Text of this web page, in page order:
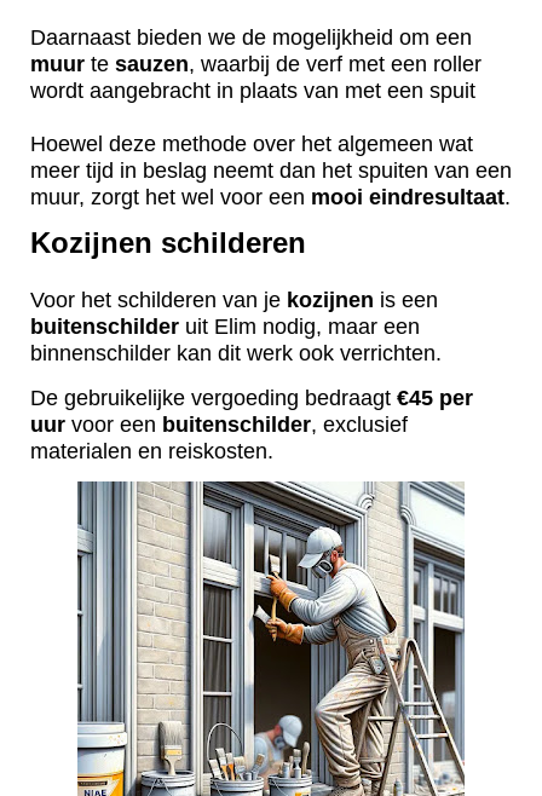
Daarnaast bieden we de mogelijkheid om een
muur te sauzen, waarbij de verf met een roller
wordt aangebracht in plaats van met een spuit
Hoewel deze methode over het algemeen wat
meer tijd in beslag neemt dan het spuiten van een
muur, zorgt het wel voor een mooi eindresultaat.
Kozijnen schilderen
Voor het schilderen van je kozijnen is een
buitenschilder uit Elim nodig, maar een
binnenschilder kan dit werk ook verrichten.
De gebruikelijke vergoeding bedraagt €45 per
uur voor een buitenschilder, exclusief
materialen en reiskosten.